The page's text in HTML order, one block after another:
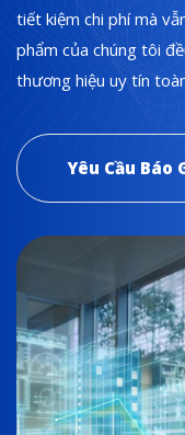
tiết kiệm chi phí mà
phẩm của chúng tôi
thương hiệu uy tín
Yêu Cầu Báo